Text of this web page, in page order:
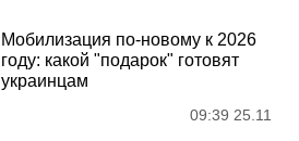
Мобилизация по-новому к 2026
году: какой "подарок" готовят
украинцам
09:39 25.11